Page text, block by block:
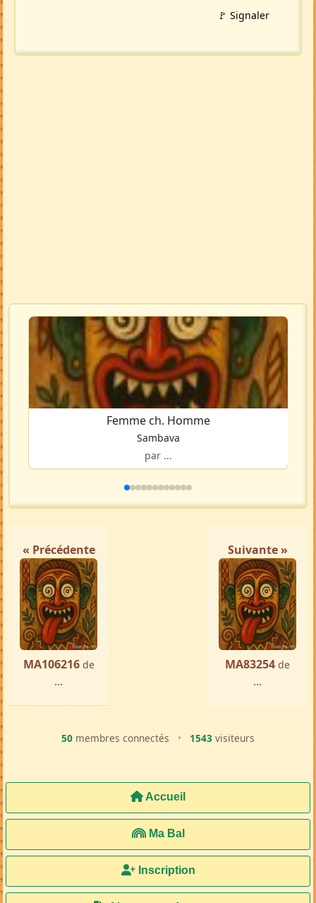
🚩 Signaler
Femme ch. Homme
Sambava
par ...
« Précédente
MA106216 de
...
Suivante »
MA83254 de
...
50 membres connectés • 1543 visiteurs
Accueil
Ma Bal
Inscription